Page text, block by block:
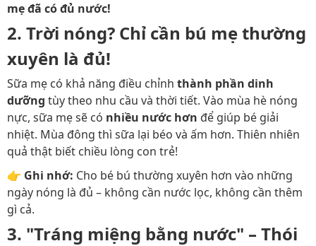
mẹ đã có đủ nước!
2. Trời nóng? Chỉ cần bú mẹ thường
xuyên là đủ!
Sữa mẹ có khả năng điều chỉnh thành phần dinh
dưỡng tùy theo nhu cầu và thời tiết. Vào mùa hè nóng
nực, sữa mẹ sẽ có nhiều nước hơn để giúp bé giải
nhiệt. Mùa đông thì sữa lại béo và ấm hơn. Thiên nhiên
quả thật biết chiều lòng con trẻ!
👉 Ghi nhớ: Cho bé bú thường xuyên hơn vào những
ngày nóng là đủ – không cần nước lọc, không cần thêm
gì cả.
3. "Tráng miệng bằng nước" – Thói